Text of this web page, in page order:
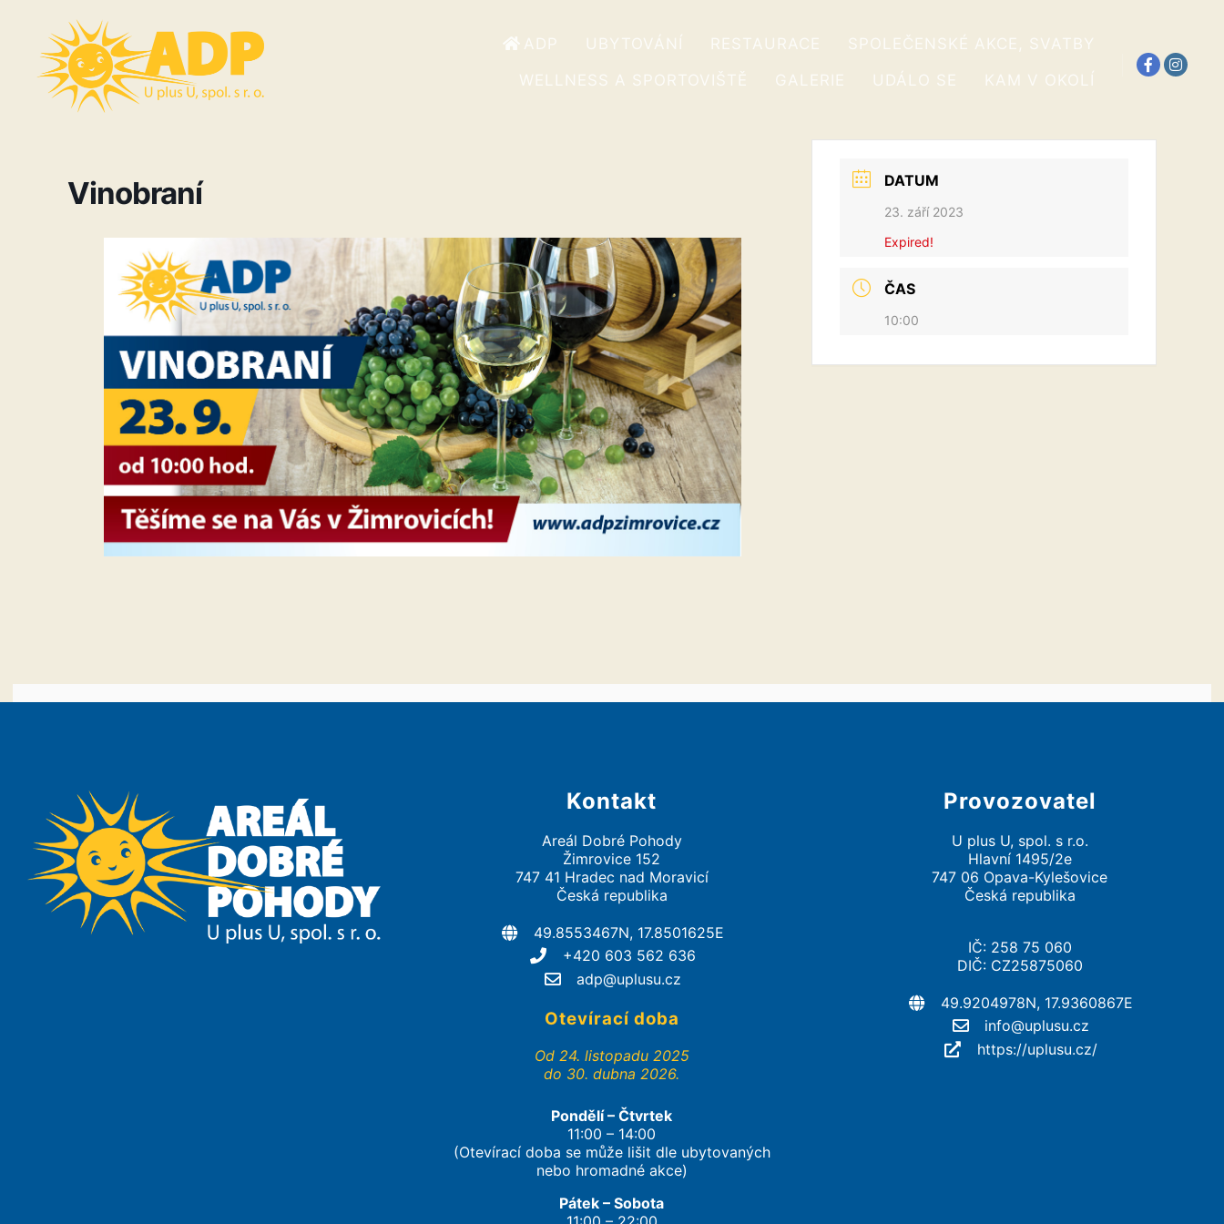
ADP UBYTOVÁNÍ RESTAURACE
SPOLEČENSKÉ AKCE, SVATBY
WELLNESS A SPORTOVIŠTĚ
GALERIE UDÁLO SE KAM V OKOLÍ
Vinobraní DATUM
23. září 2023
Expired!
ČAS
10:00
Kontakt
Areál Dobré Pohody
Žimrovice 152
747 41 Hradec nad Moravicí
Česká republika
49.8553467N, 17.8501625E
+420 603 562 636
adp@uplusu.cz
Otevírací doba
Od 24. listopadu 2025
do 30. dubna 2026.
Pondělí – Čtvrtek
11:00 – 14:00
(Otevírací doba se může lišit dle ubytovaných
nebo hromadné akce)
Pátek – Sobota
Provozovatel
U plus U, spol. s r.o.
Hlavní 1495/2e
747 06 Opava-Kylešovice
Česká republika
IČ: 258 75 060
DIČ: CZ25875060
49.9204978N, 17.9360867E
info@uplusu.cz
https://uplusu.cz/